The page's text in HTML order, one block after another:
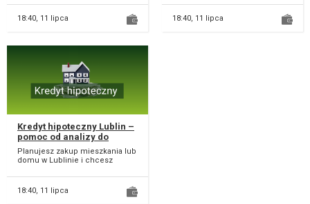
wariant? W Bezpiec...
18:40, 11 lipca
leasing...
18:40, 11 lipca
Kredyt hipoteczny Lublin –
pomoc od analizy do
decyzji banku
Planujesz zakup mieszkania lub
domu w Lublinie i chcesz
proces? W Bezpi...
18:40, 11 lipca